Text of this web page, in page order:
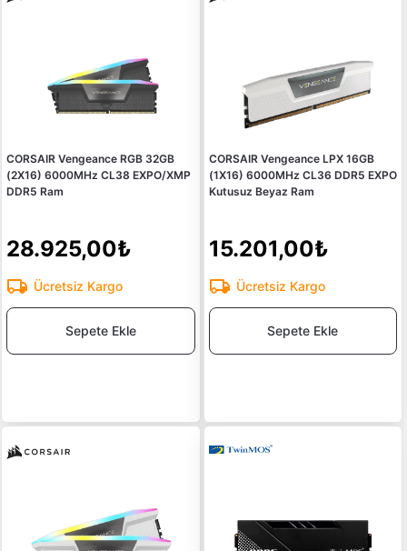
CORSAIR Vengeance RGB 32GB
(2X16) 6000MHz CL38 EXPO/XMP
DDR5 Ram
28.925,00₺
Ücretsiz Kargo
Sepete Ekle
CORSAIR Vengeance LPX 16GB
(1X16) 6000MHz CL36 DDR5 EXPO
Kutusuz Beyaz Ram
15.201,00₺
Ücretsiz Kargo
Sepete Ekle